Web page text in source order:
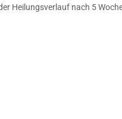
Heilungsverlauf nach 5